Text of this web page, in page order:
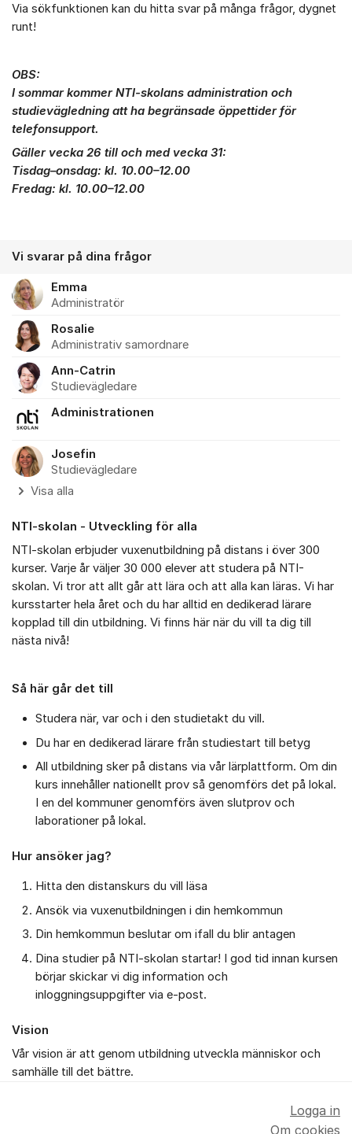
Via sökfunktionen kan du hitta svar på många frågor, dygnet
runt!
OBS:
I sommar kommer NTI-skolans administration och
studievägledning att ha begränsade öppettider för
telefonsupport.
Gäller vecka 26 till och med vecka 31:
Tisdag–onsdag: kl. 10.00–12.00
Fredag: kl. 10.00–12.00
Vi svarar på dina frågor
Emma
Administratör
Rosalie
Administrativ samordnare
Ann-Catrin
Studievägledare
Administrationen
Josefin
Studievägledare
Visa alla
NTI-skolan - Utveckling för alla
NTI-skolan erbjuder vuxenutbildning på distans i över 300
kurser. Varje år väljer 30 000 elever att studera på NTI-
skolan. Vi tror att allt går att lära och att alla kan läras. Vi har
kursstarter hela året och du har alltid en dedikerad lärare
kopplad till din utbildning. Vi finns här när du vill ta dig till
nästa nivå!
Så här går det till
Studera när, var och i den studietakt du vill.
Du har en dedikerad lärare från studiestart till betyg
All utbildning sker på distans via vår lärplattform. Om din
kurs innehåller nationellt prov så genomförs det på lokal.
I en del kommuner genomförs även slutprov och
laborationer på lokal.
Hur ansöker jag?
Hitta den distanskurs du vill läsa
Ansök via vuxenutbildningen i din hemkommun
Din hemkommun beslutar om ifall du blir antagen
Dina studier på NTI-skolan startar! I god tid innan kursen
börjar skickar vi dig information och
inloggningsuppgifter via e-post.
Vision
Vår vision är att genom utbildning utveckla människor och
samhälle till det bättre.
Logga in
Om cookies